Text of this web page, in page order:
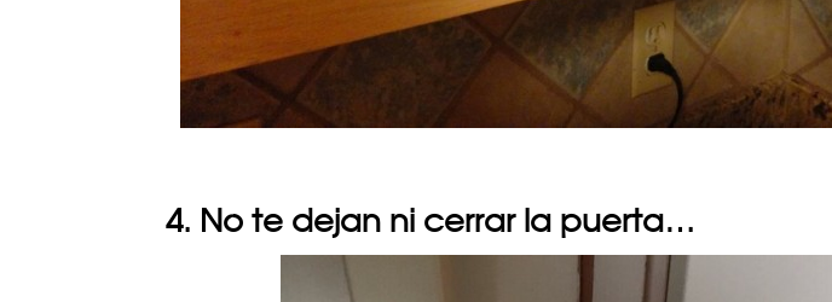
4. No te dejan ni cerrar la puerta…